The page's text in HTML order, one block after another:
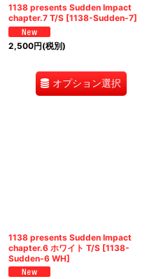
1138 presents Sudden Impact
chapter.7 T/S [1138-Sudden-7]
2,500円(税別)
オプション選択
1138 presents Sudden Impact
chapter.6 ホワイト T/S [1138-
Sudden-6 WH]